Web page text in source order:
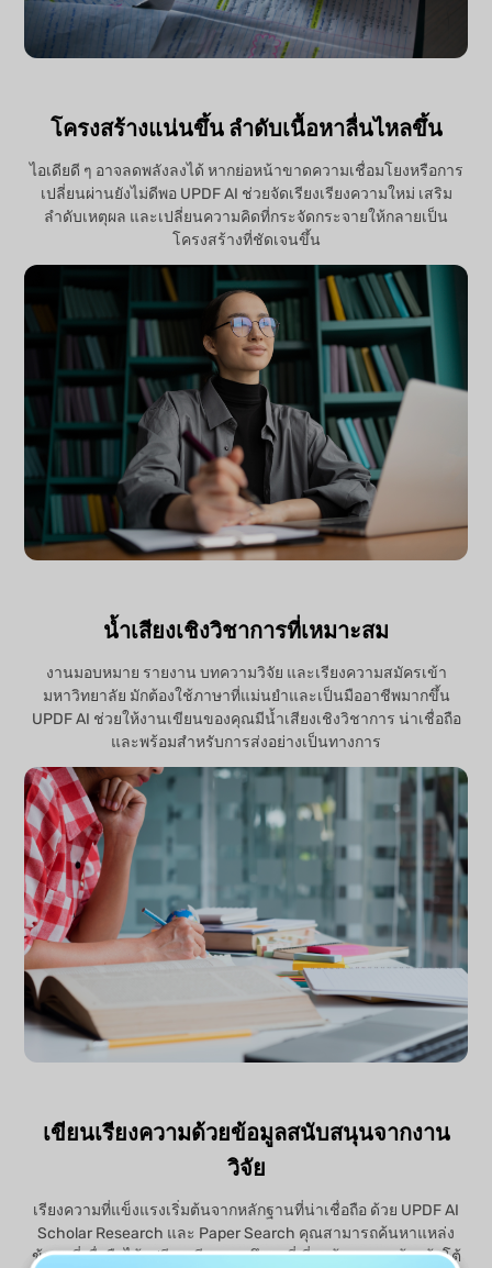
โครงสร้างแน่นขึ้น ลำดับเนื้อหาลื่นไหลขึ้น
ไอเดียดี ๆ อาจลดพลังลงได้ หากย่อหน้าขาดความเชื่อมโยงหรือการ
เปลี่ยนผ่านยังไม่ดีพอ UPDF AI ช่วยจัดเรียงเรียงความใหม่ เสริม
ลำดับเหตุผล และเปลี่ยนความคิดที่กระจัดกระจายให้กลายเป็น
โครงสร้างที่ชัดเจนขึ้น
น้ำเสียงเชิงวิชาการที่เหมาะสม
งานมอบหมาย รายงาน บทความวิจัย และเรียงความสมัครเข้า
มหาวิทยาลัย มักต้องใช้ภาษาที่แม่นยำและเป็นมืออาชีพมากขึ้น
UPDF AI ช่วยให้งานเขียนของคุณมีน้ำเสียงเชิงวิชาการ น่าเชื่อถือ
และพร้อมสำหรับการส่งอย่างเป็นทางการ
เขียนเรียงความด้วยข้อมูลสนับสนุนจากงาน
วิจัย
เรียงความที่แข็งแรงเริ่มต้นจากหลักฐานที่น่าเชื่อถือ ด้วย UPDF AI
Scholar Research และ Paper Search คุณสามารถค้นหาแหล่ง
ข้อมูลที่เชื่อถือได้ เปรียบเทียบงานศึกษาที่เกี่ยวข้อง และสร้างข้อโต้